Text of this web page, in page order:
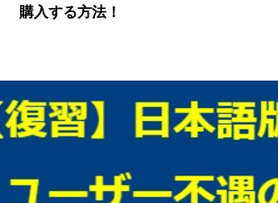
購入する方法！